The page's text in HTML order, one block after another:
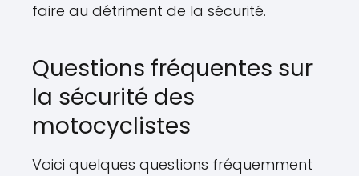
faire au détriment de la sécurité.
Questions fréquentes sur
la sécurité des
motocyclistes
Voici quelques questions fréquemment